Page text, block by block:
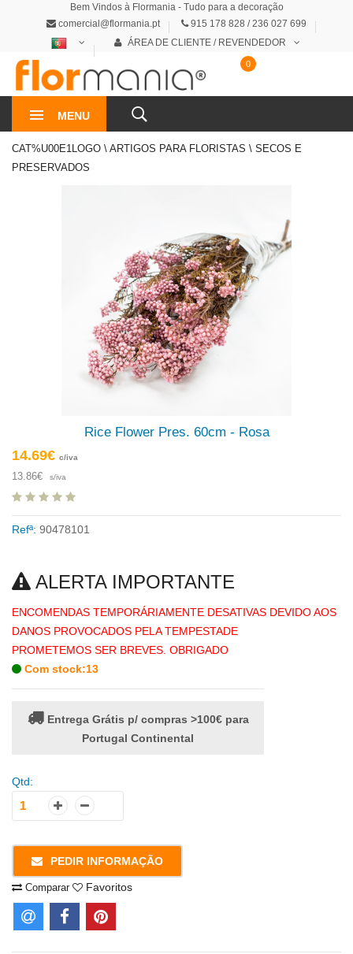
Bem Vindos à Flormania - Tudo para a decoração
comercial@flormania.pt
915 178 828 / 236 027 699
ÁREA DE CLIENTE / REVENDEDOR
MENU
0
CAT%U00E1LOGO \ ARTIGOS PARA FLORISTAS \ SECOS E
PRESERVADOS
Rice Flower Pres. 60cm - Rosa
14.69€ c/iva
13.86€ s/iva
Refª: 90478101
ALERTA IMPORTANTE
ENCOMENDAS TEMPORÁRIAMENTE DESATIVAS DEVIDO AOS
DANOS PROVOCADOS PELA TEMPESTADE
PROMETEMOS SER BREVES. OBRIGADO
Com stock:13
Entrega Grátis p/ compras >100€ para
Portugal Continental
Qtd:
PEDIR INFORMAÇÃO
Comparar Favoritos